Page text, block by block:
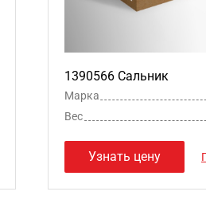
1390566 Сальник
Марка
Вес
Узнать цену